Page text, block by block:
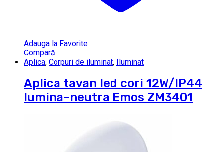
Adauga la Favorite
Compară
Aplica, Corpuri de iluminat, Iluminat
Aplica tavan led cori 12W/IP44
lumina-neutra Emos ZM3401